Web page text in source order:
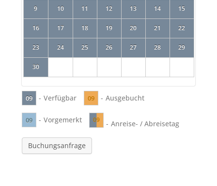
9 10 11 12 13 14 15
16 17 18 19 20 21 22
23 24 25 26 27 28 29
30
09 - Verfügbar 09 - Ausgebucht
09 - Vorgemerkt 09 - Anreise- / Abreisetag
Buchungsanfrage